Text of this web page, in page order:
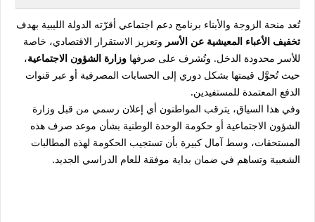
تُعد منحة الزوجة والأبناء برنامج دعم اجتماعي أقرّته الدولة الليبية بهدف
تخفيف الأعباء المعيشية عن الأسر وتعزيز الاستقرار الاقتصادي، خاصة
للأسر محدودة الدخل. وتُشرف على صرفها وزارة الشؤون الاجتماعية،
حيث تُحوَّل قيمتها بشكل دوري إلى الحسابات المصرفية أو عبر قنوات
الدفع المعتمدة للمستفيدين.
وفي هذا السياق، يترقب المواطنون أي إعلان رسمي من قبل وزارة
الشؤون الاجتماعية أو حكومة الوحدة الوطنية بشأن موعد صرف هذه
المستحقات، وسط آمال كبيرة بأن تستجيب الحكومة لهذه المطالبات
الشعبية وتساهم في ضمان بداية موفقة للعام الدراسي الجديد.